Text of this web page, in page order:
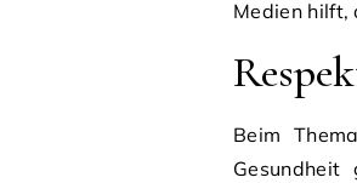
Medien hilft,
Beim